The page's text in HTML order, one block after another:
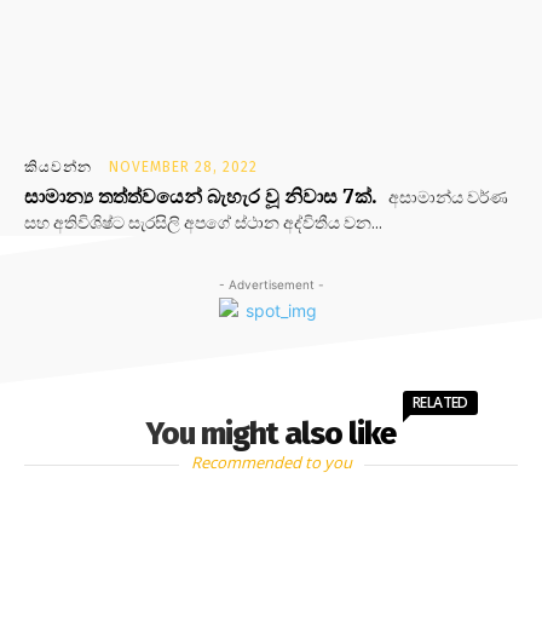
කියවන්න NOVEMBER 28, 2022
සාමාන්‍ය තත්ත්වයෙන් බැහැර වූ නිවාස 7ක්. අසාමාන්ය වර්ණ
සහ අතිවිශිෂ්ට සැරසිලි අපගේ ස්ථාන අද්විතීය වන...
- Advertisement -
You might also like
RELATED
Recommended to you